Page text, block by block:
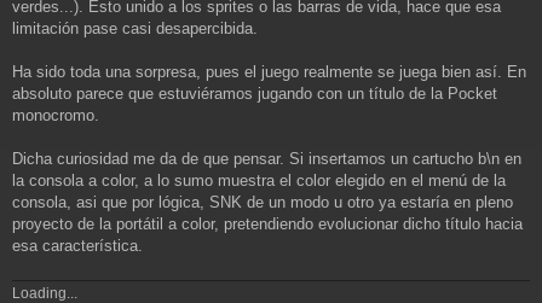
verdes...). Esto unido a los sprites o las barras de vida, hace que esa
limitación pase casi desapercibida.
Ha sido toda una sorpresa, pues el juego realmente se juega bien así. En
absoluto parece que estuviéramos jugando con un título de la Pocket
monocromo.
Dicha curiosidad me da de que pensar. Si insertamos un cartucho b\n en
la consola a color, a lo sumo muestra el color elegido en el menú de la
consola, asi que por lógica, SNK de un modo u otro ya estaría en pleno
proyecto de la portátil a color, pretendiendo evolucionar dicho título hacia
esa característica.
Loading...